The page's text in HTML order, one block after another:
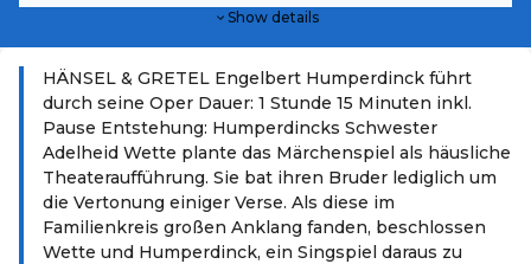
Show details
HÄNSEL & GRETEL Engelbert Humperdinck führt
durch seine Oper Dauer: 1 Stunde 15 Minuten inkl.
Pause Entstehung: Humperdincks Schwester
Adelheid Wette plante das Märchenspiel als häusliche
Theateraufführung. Sie bat ihren Bruder lediglich um
die Vertonung einiger Verse. Als diese im
Familienkreis großen Anklang fanden, beschlossen
Wette und Humperdinck, ein Singspiel daraus zu